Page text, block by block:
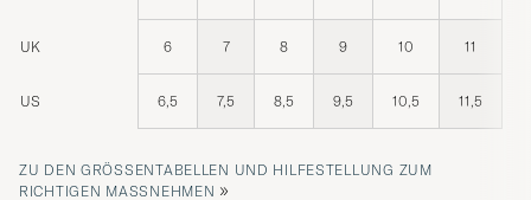
UK 6 7 8 9 10 11
US 6,5 7,5 8,5 9,5 10,5 11,5
ZU DEN GRÖSSENTABELLEN UND HILFESTELLUNG ZUM R
ICHTIGEN MASSNEHMEN
»